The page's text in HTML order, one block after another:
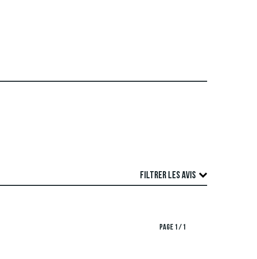
d'auteur ainsi que contenant du spam et de la
FILTRER LES AVIS
PAGE 1 / 1